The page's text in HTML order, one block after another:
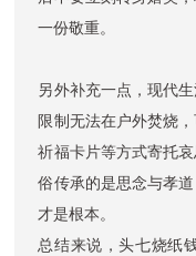
一份敬重。
另外补充一点，现代
限制无法在户外焚烧
祈福卡片等方式寄托
俗传承的是思念与孝
才是根本。
总结来说，头七烧纸